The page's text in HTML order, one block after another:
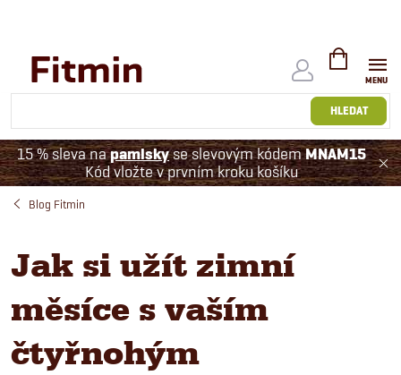
HLEDAT
NÁKUPNÍ
KOŠÍK
15 % sleva napamlskyse slevovým kódemMNAM15
Kód vložte v prvním kroku košíku
Blog Fitmin
Jak si užít zimní
měsíce s vaším
čtyřnohým